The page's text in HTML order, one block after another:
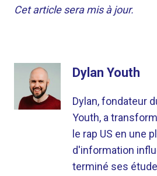
Cet article sera mis à jour.
Dylan Youth
Dylan, fondateur
Youth, a
le rap US en une
d'information
terminé ses